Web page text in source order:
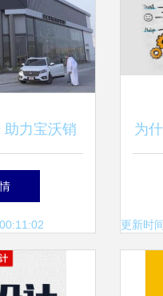
助力宝沃销
涨
为
更新时